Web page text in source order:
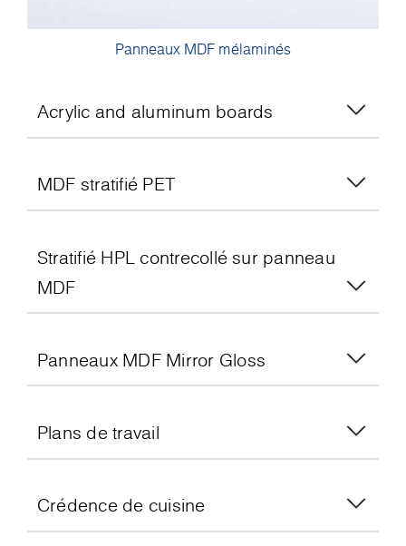
Panneaux MDF mélaminés
Acrylic and aluminum boards
MDF stratifié PET
Stratifié HPL contrecollé sur panneau
MDF
Panneaux MDF Mirror Gloss
Plans de travail
Crédence de cuisine